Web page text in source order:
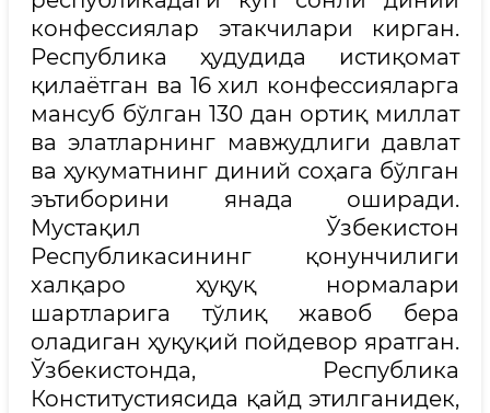
конфессиялар этакчилари кирган.
Республика ҳудудида истиқомат
қилаётган ва 16 хил конфессияларга
мансуб бўлган 130 дан ортиқ миллат
ва элатларнинг мавжудлиги давлат
ва ҳукуматнинг диний соҳага бўлган
эътиборини янада оширади.
Мустақил Ўзбекистон
Республикасининг қонунчилиги
халқаро ҳуқуқ нормалари
шартларига тўлиқ жавоб бера
оладиган ҳуқуқий пойдевор яратган.
Ўзбекистонда, Республика
Конститустиясида қайд этилганидек,